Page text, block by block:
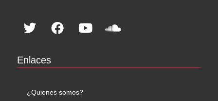
Enlaces
¿Quienes somos?